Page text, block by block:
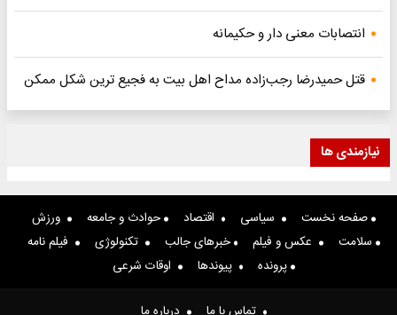
انتصابات معنی دار و حکیمانه
قتل حمیدرضا رجب‌زاده مداح اهل بیت به فجیع ترین شکل ممکن
نیازمندی ها
صفحه نخست سیاسی اقتصاد حوادث و جامعه
ورزش
سلامت
عکس و فیلم خبرهای جالب تکنولوژی
فیلم نامه
پرونده
پیوندها اوقات شرعی